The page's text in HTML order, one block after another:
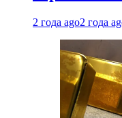
2 года ago2 года